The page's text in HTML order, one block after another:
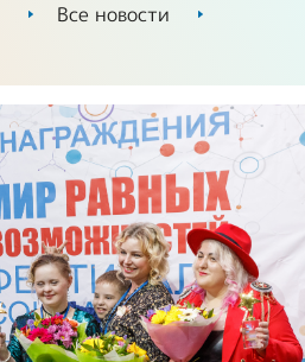
Все новости